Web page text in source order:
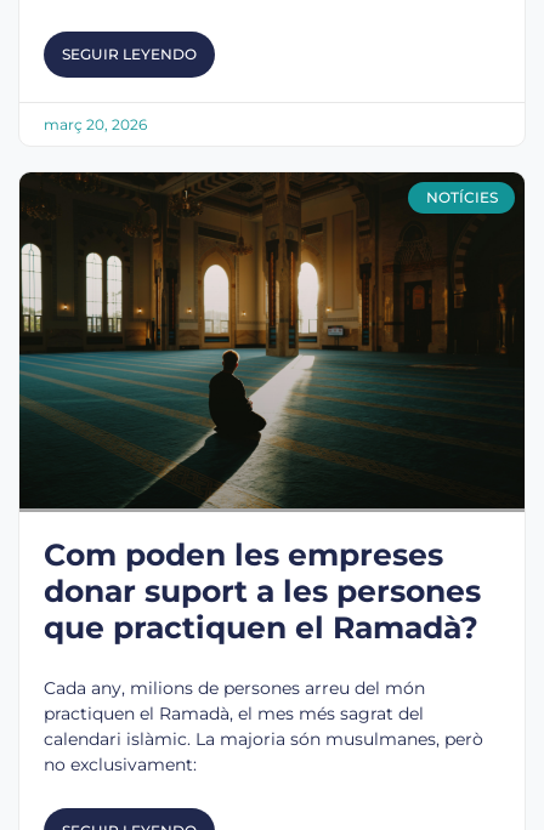
SEGUIR LEYENDO
març 20, 2026
NOTÍCIES
Com poden les empreses
donar suport a les persones
que practiquen el Ramadà?
Cada any, milions de persones arreu del món
practiquen el Ramadà, el mes més sagrat del
calendari islàmic. La majoria són musulmanes, però
no exclusivament: